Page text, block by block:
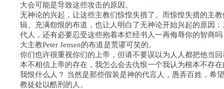
大会可能是导致这些攻击的原因。
无神论的兴起，让这些主教们惊惶失措了。而惊惶失措的主
辑、充满怨恨的布道，也让人明白了无神论开始兴起的原因
代人，还有必要忍受这些抱着本烂经书人一再侮辱你的智商吗
大主教Peter Jensen的布道是荒谬可笑的。
你们也许很重视你们的上帝，但请不要误以为人人都把他当
本不相信上帝的存在，我怎么会去仇恨一个我认为根本不存
我恨什么人？ 当然是那些假装是神的代言人，愚弄百姓，希
教徒处以酷刑的人。